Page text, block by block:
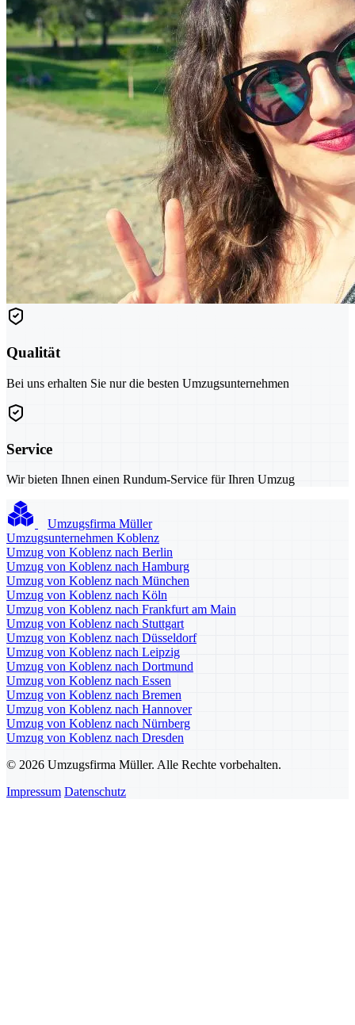
Qualität
Bei uns erhalten Sie nur die besten Umzugsunternehmen
Service
Wir bieten Ihnen einen Rundum-Service für Ihren Umzug
Umzugsfirma Müller
Umzugsunternehmen Koblenz
Umzug von Koblenz nach Berlin
Umzug von Koblenz nach Hamburg
Umzug von Koblenz nach München
Umzug von Koblenz nach Köln
Umzug von Koblenz nach Frankfurt am Main
Umzug von Koblenz nach Stuttgart
Umzug von Koblenz nach Düsseldorf
Umzug von Koblenz nach Leipzig
Umzug von Koblenz nach Dortmund
Umzug von Koblenz nach Essen
Umzug von Koblenz nach Bremen
Umzug von Koblenz nach Hannover
Umzug von Koblenz nach Nürnberg
Umzug von Koblenz nach Dresden
© 2026 Umzugsfirma Müller. Alle Rechte vorbehalten.
Impressum Datenschutz